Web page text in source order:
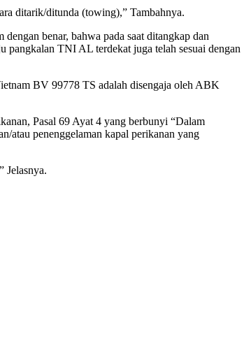
ditarik/ditunda (towing),” Tambahnya.
benar, bahwa pada saat ditangkap dan
pangkalan TNI AL terdekat juga telah sesuai dengan
BV 99778 TS adalah disengaja oleh ABK
Pasal 69 Ayat 4 yang berbunyi “Dalam
atau penenggelaman kapal perikanan yang
Jelasnya.